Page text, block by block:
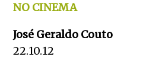
NO CINEMA
José Geraldo Couto
22.10.12